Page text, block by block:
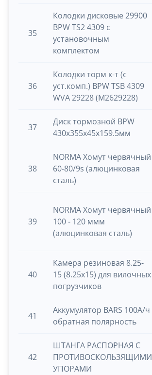
35
Колодки дисковые 29900
BPW TS2 4309 с
установочным
комплектом
36
Колодки торм к-т (с
уст.комп.) BPW TSB 4309
WVA 29228 (M2629228)
37
Диск тормозной BPW
430х355x45х159.5мм
38
NORMA Хомут червячный
60-80/9s (алюцинковая
сталь)
39
NORMA Хомут червячный
100 - 120 ммм
(алюцинковая сталь)
40
Камера резиновая 8.25-
15 (8.25х15) для вилочных
погрузчиков
41
Аккумулятор BARS 100А/ч
обратная полярность
42
ШТАНГА РАСПОРНАЯ С
ПРОТИВОСКОЛЬЗЯЩИМИ
УПОРАМИ